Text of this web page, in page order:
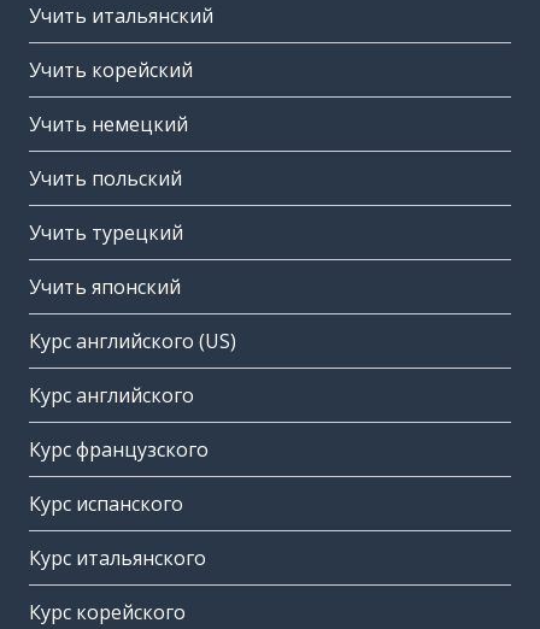
Учить итальянский
Учить корейский
Учить немецкий
Учить польский
Учить турецкий
Учить японский
Курс английского (US)
Курс английского
Курс французского
Курс испанского
Курс итальянского
Курс корейского